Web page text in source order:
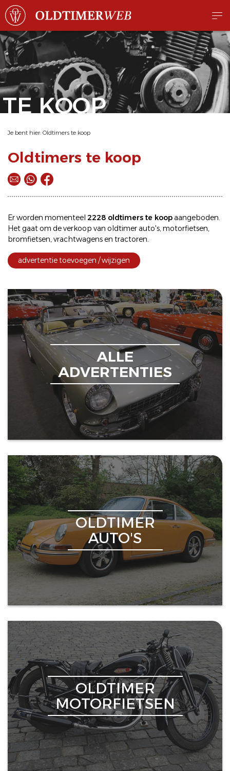
TE KOOP
Je bent hier: Oldtimers te koop
Oldtimers te koop
Er worden momenteel 2228 oldtimers te koopaangeboden.
Het gaat om deverkoop van oldtimerauto's,motorfietsen,
bromfietsen,vrachtwagens en tractoren.
advertentie toevoegen / wijzigen
ALLE
ADVERTENTIES
OLDTIMER
AUTO'S
OLDTIMER
MOTORFIETSEN